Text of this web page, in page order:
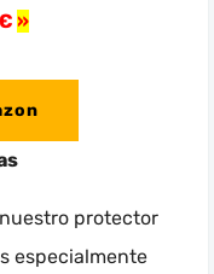
protector
especialmente